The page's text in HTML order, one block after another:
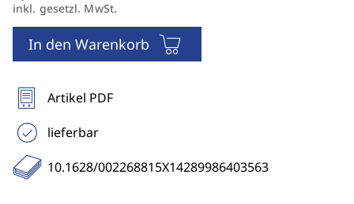
inkl. gesetzl. MwSt.
In den Warenkorb
Artikel PDF
lieferbar
10.1628/002268815X14289986403563